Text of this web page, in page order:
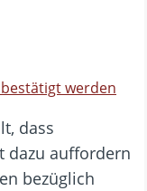
werden
dass
dazu auffordern
bezüglich